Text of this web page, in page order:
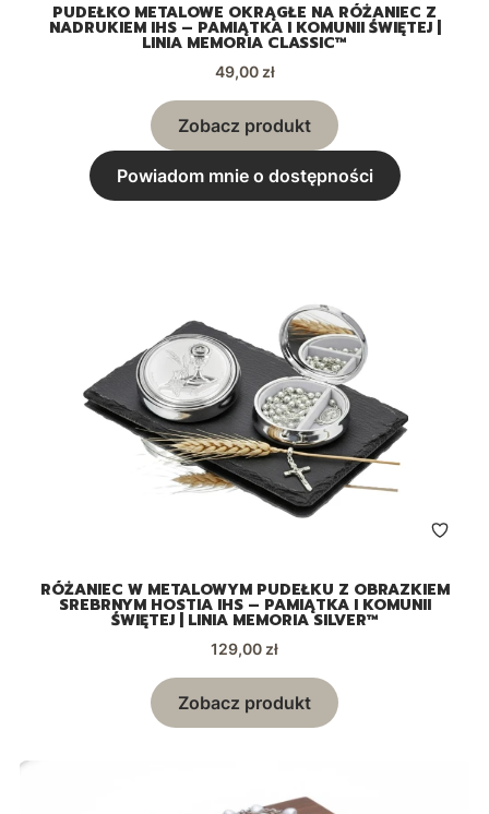
PUDEŁKO METALOWE OKRĄGŁE NA RÓŻANIEC Z
NADRUKIEM IHS – PAMIĄTKA I KOMUNII ŚWIĘTEJ |
LINIA MEMORIA CLASSIC™
Cena
49,00 zł
Zobacz produkt
Powiadom mnie o dostępności
RÓŻANIEC W METALOWYM PUDEŁKU Z OBRAZKIEM
SREBRNYM HOSTIA IHS – PAMIĄTKA I KOMUNII
ŚWIĘTEJ | LINIA MEMORIA SILVER™
Cena
129,00 zł
Zobacz produkt